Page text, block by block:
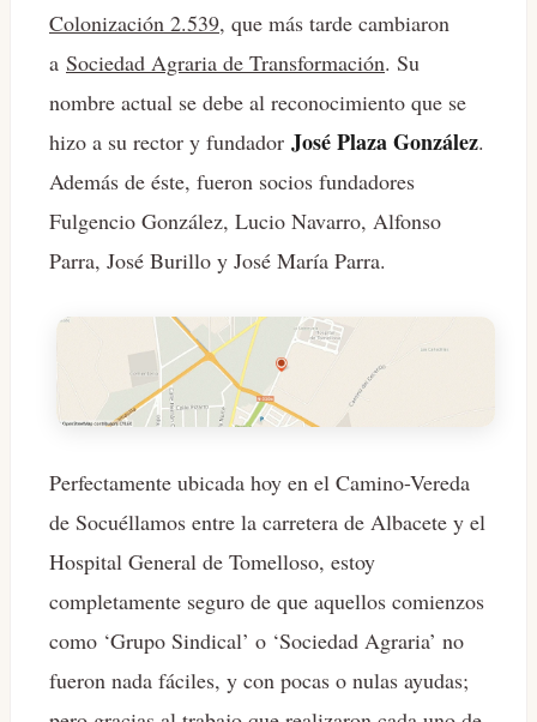
Colonización 2.539, que más tarde cambiaron
a Sociedad Agraria de Transformación. Su
nombre actual se debe al reconocimiento que se
hizo a su rector y fundador José Plaza González.
Además de éste, fueron socios fundadores
Fulgencio González, Lucio Navarro, Alfonso
Parra, José Burillo y José María Parra.
Perfectamente ubicada hoy en el Camino-Vereda
de Socuéllamos entre la carretera de Albacete y el
Hospital General de Tomelloso, estoy
completamente seguro de que aquellos comienzos
como ‘Grupo Sindical’ o ‘Sociedad Agraria’ no
fueron nada fáciles, y con pocas o nulas ayudas;